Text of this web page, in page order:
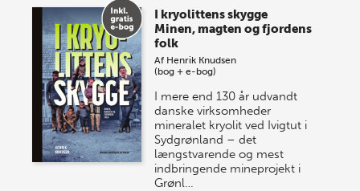
I kryolittens skygge
Minen, magten og fjordens
folk
Af Henrik Knudsen
(bog + e-bog)
I mere end 130 år udvandt
danske virksomheder
mineralet kryolit ved Ivigtut i
Sydgrønland – det
længstvarende og mest
indbringende mineprojekt i
Grønl…